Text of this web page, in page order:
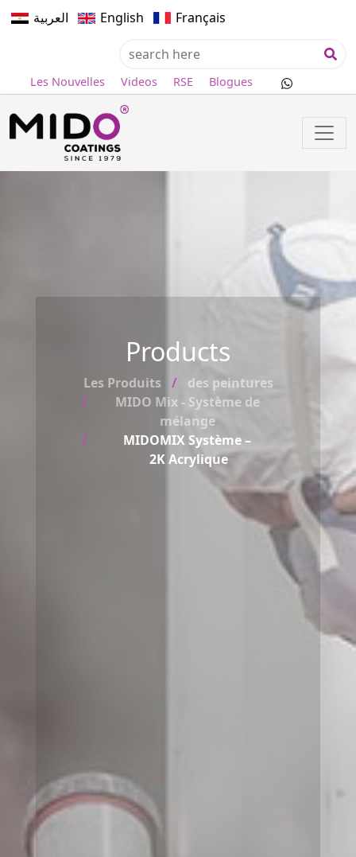
العربية English Français
Les Nouvelles Videos RSE Blogues
Products
Les Produits
des peintures
MIDO Mix - Système de
mélange
MIDOMIX Système –
2K Acrylique